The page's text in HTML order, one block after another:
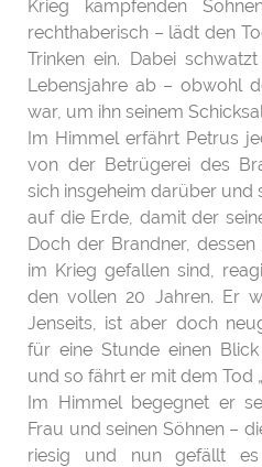
Krieg kämpfenden
rechthaberisch – lädt den
Trinken ein. Dabei
Lebensjahre ab – obwohl
war, um ihn seinem
Im Himmel erfährt Petrus
von der Betrügerei des
sich insgeheim darüber und
auf die Erde, damit der
Doch der Brandner,
im Krieg gefallen sind,
den vollen 20 Jahren. Er
Jenseits, ist aber doch
für eine Stunde einen
und so fährt er mit dem Tod
Im Himmel begegnet er
Frau und seinen Söhnen –
riesig und nun gefällt